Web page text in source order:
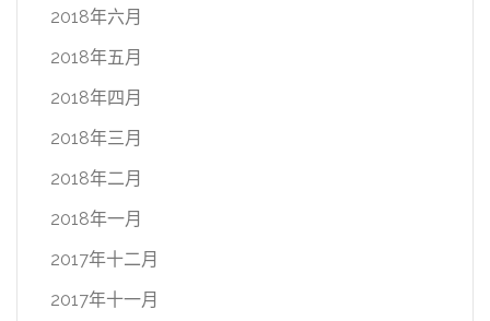
2018年六月
2018年五月
2018年四月
2018年三月
2018年二月
2018年一月
2017年十二月
2017年十一月